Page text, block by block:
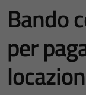
Bando
per